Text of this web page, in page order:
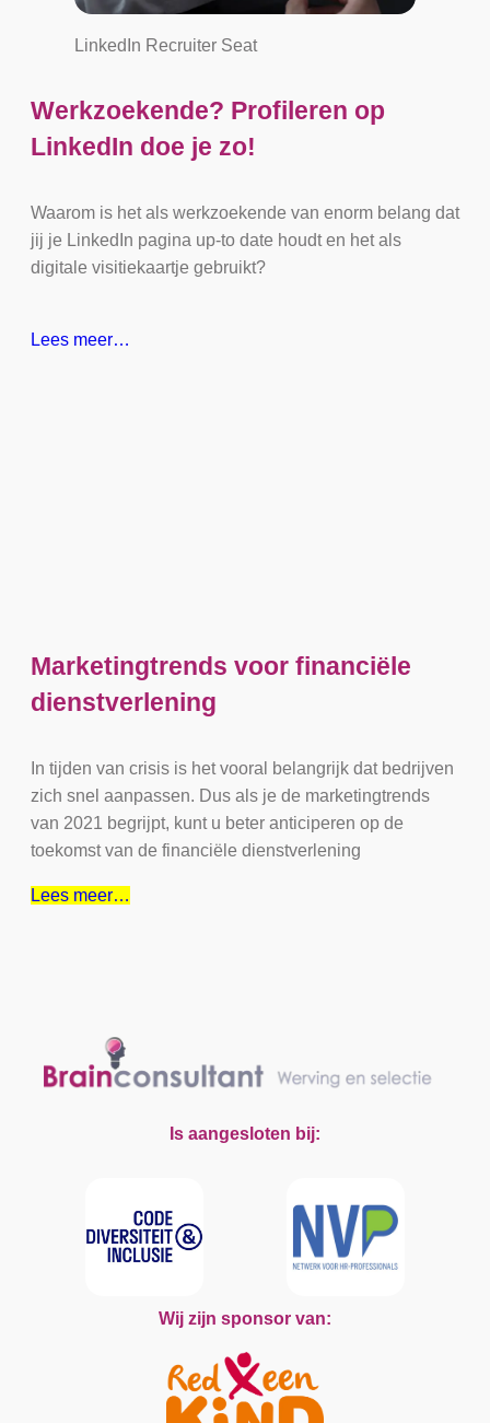
LinkedIn Recruiter Seat
Werkzoekende? Profileren op
LinkedIn doe je zo!
Waarom is het als werkzoekende van enorm belang dat
jij je LinkedIn pagina up-to date houdt en het als
digitale visitiekaartje gebruikt?
Lees meer…
Marketingtrends voor financiële
dienstverlening
In tijden van crisis is het vooral belangrijk dat bedrijven
zich snel aanpassen. Dus als je de marketingtrends
van 2021 begrijpt, kunt u beter anticiperen op de
toekomst van de financiële dienstverlening
Lees meer…
Is aangesloten bij:
Wij zijn sponsor van: